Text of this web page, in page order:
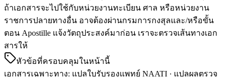
ถ้าเอกสารจะไปใช้กับหน่วยงานทะเบียน ศาล หรือหน่วยงาน
ราชการปลายทางอื่น อาจต้องผ่านกรมการกงสุลและ/หรือขั้น
ตอน Apostille แจ้งวัตถุประสงค์มาก่อน เราจะตรวจเส้นทางเอก
สารให้
หัวข้อที่ครอบคลุมในหน้านี้
เอกสารเฉพาะทาง: แปลใบรับรองแพทย์ NAATI · แปลผลตรวจ